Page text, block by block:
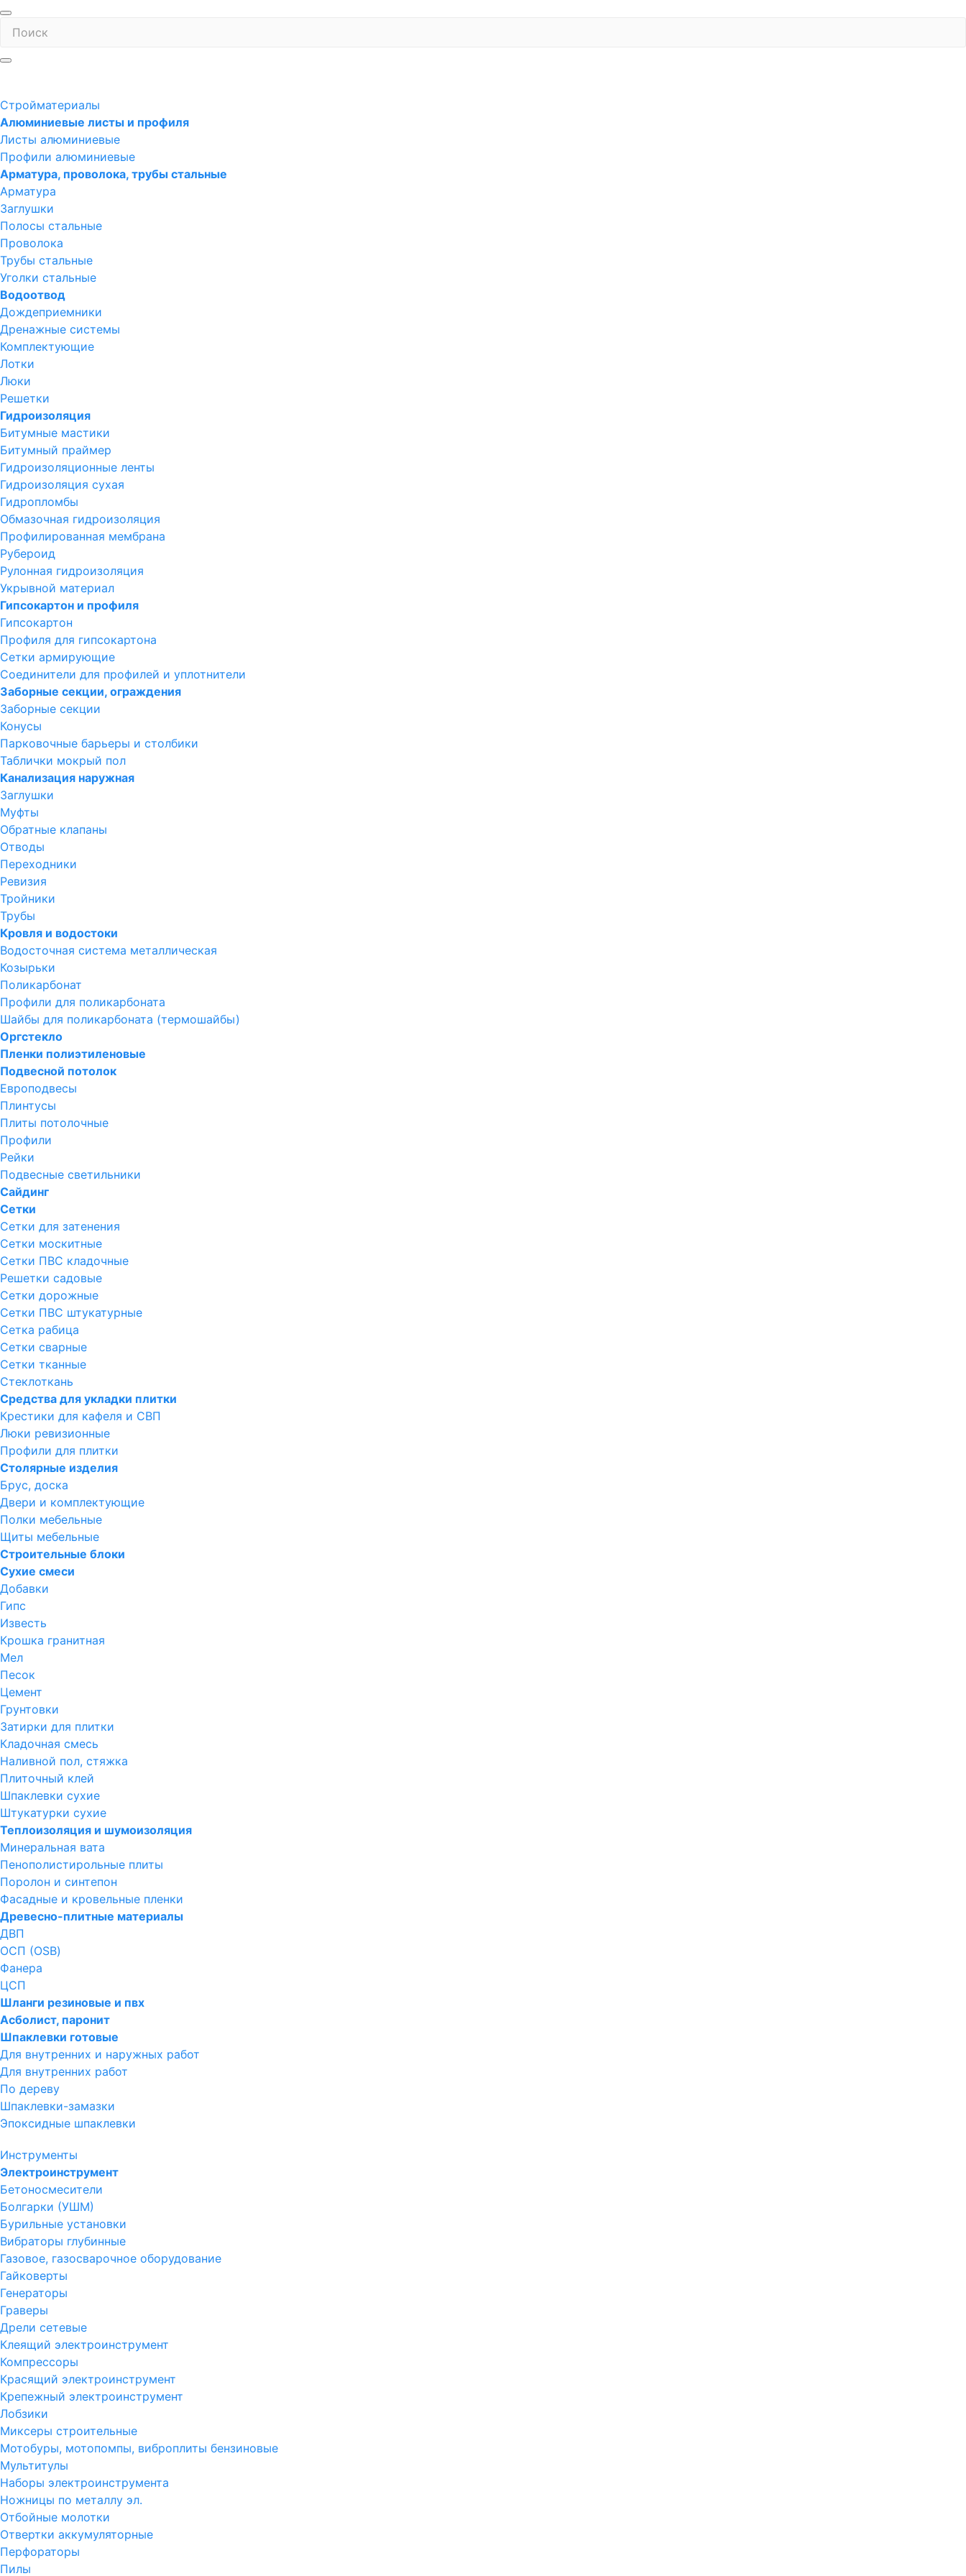
Стройматериалы
Алюминиевые листы и профиля
Листы алюминиевые
Профили алюминиевые
Арматура, проволока, трубы стальные
Арматура
Заглушки
Полосы стальные
Проволока
Трубы стальные
Уголки стальные
Водоотвод
Дождеприемники
Дренажные системы
Комплектующие
Лотки
Люки
Решетки
Гидроизоляция
Битумные мастики
Битумный праймер
Гидроизоляционные ленты
Гидроизоляция сухая
Гидропломбы
Обмазочная гидроизоляция
Профилированная мембрана
Рубероид
Рулонная гидроизоляция
Укрывной материал
Гипсокартон и профиля
Гипсокартон
Профиля для гипсокартона
Сетки армирующие
Соединители для профилей и уплотнители
Заборные секции, ограждения
Заборные секции
Конусы
Парковочные барьеры и столбики
Таблички мокрый пол
Канализация наружная
Заглушки
Муфты
Обратные клапаны
Отводы
Переходники
Ревизия
Тройники
Трубы
Кровля и водостоки
Водосточная система металлическая
Козырьки
Поликарбонат
Профили для поликарбоната
Шайбы для поликарбоната (термошайбы)
Оргстекло
Пленки полиэтиленовые
Подвесной потолок
Европодвесы
Плинтусы
Плиты потолочные
Профили
Рейки
Подвесные светильники
Сайдинг
Сетки
Сетки для затенения
Сетки москитные
Сетки ПВС кладочные
Решетки садовые
Сетки дорожные
Сетки ПВС штукатурные
Сетка рабица
Сетки сварные
Сетки тканные
Стеклоткань
Средства для укладки плитки
Крестики для кафеля и СВП
Люки ревизионные
Профили для плитки
Столярные изделия
Брус, доска
Двери и комплектующие
Полки мебельные
Щиты мебельные
Строительные блоки
Сухие смеси
Добавки
Гипс
Известь
Крошка гранитная
Мел
Песок
Цемент
Грунтовки
Затирки для плитки
Кладочная смесь
Наливной пол, стяжка
Плиточный клей
Шпаклевки сухие
Штукатурки сухие
Теплоизоляция и шумоизоляция
Минеральная вата
Пенополистирольные плиты
Поролон и синтепон
Фасадные и кровельные пленки
Древесно-плитные материалы
ДВП
ОСП (OSB)
Фанера
ЦСП
Шланги резиновые и пвх
Асболист, паронит
Шпаклевки готовые
Для внутренних и наружных работ
Для внутренних работ
По дереву
Шпаклевки-замазки
Эпоксидные шпаклевки
Инструменты
Электроинструмент
Бетоносмесители
Болгарки (УШМ)
Бурильные установки
Вибраторы глубинные
Газовое, газосварочное оборудование
Гайковерты
Генераторы
Граверы
Дрели сетевые
Клеящий электроинструмент
Компрессоры
Красящий электроинструмент
Крепежный электроинструмент
Лобзики
Миксеры строительные
Мотобуры, мотопомпы, виброплиты бензиновые
Мультитулы
Наборы электроинструмента
Ножницы по металлу эл.
Отбойные молотки
Отвертки аккумуляторные
Перфораторы
Пилы